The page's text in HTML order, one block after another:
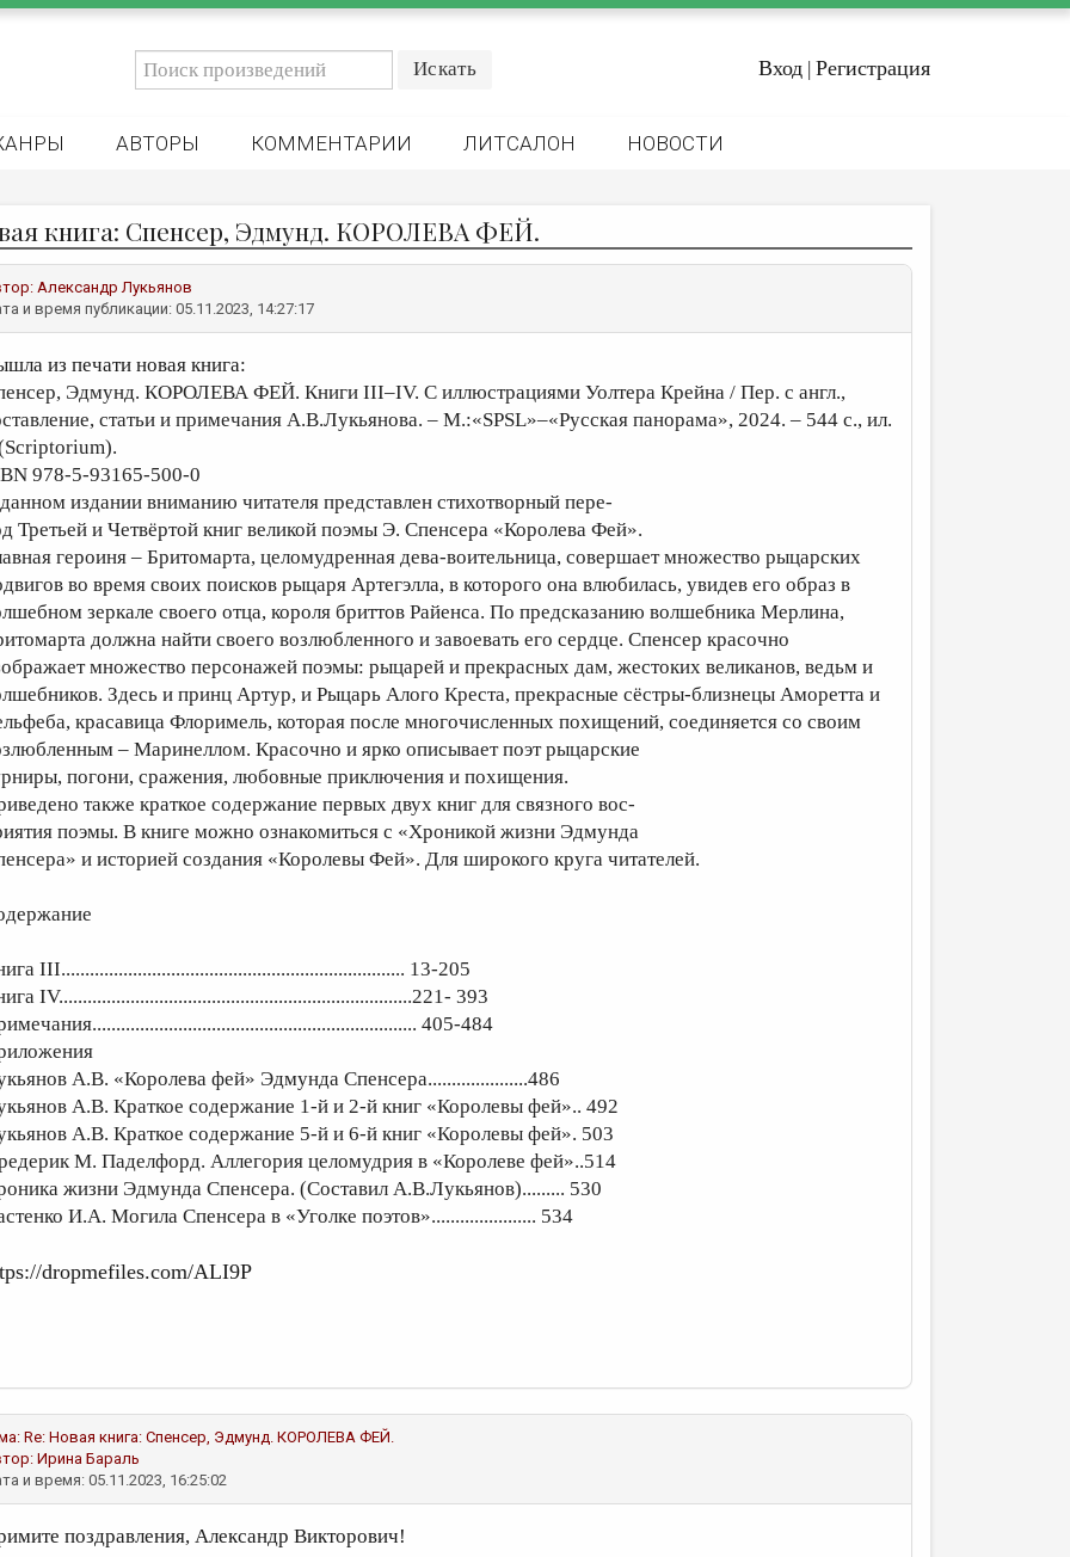
Вход | Регистрация
АВТОРЫ КОММЕНТАРИИ ЛИТСАЛОН НОВОСТИ
книга: Спенсер, Эдмунд. КОРОЛЕВА ФЕЙ.
Александр Лукьянов
и время публикации: 05.11.2023, 14:27:17
из печати новая книга:
Эдмунд. КОРОЛЕВА ФЕЙ. Книги III–IV. С иллюстрациями Уолтера Крейна / Пер. с англ.,
статьи и примечания А.В.Лукьянова. – М.:«SPSL»–«Русская панорама», 2024. – 544 с., ил.
978-5-93165-500-0
издании вниманию читателя представлен стихотворный пере-
Третьей и Четвёртой книг великой поэмы Э. Спенсера «Королева Фей».
героиня – Бритомарта, целомудренная дева-воительница, совершает множество рыцарских
во время своих поисков рыцаря Артегэлла, в которого она влюбилась, увидев его образ в
зеркале своего отца, короля бриттов Райенса. По предсказанию волшебника Мерлина,
должна найти своего возлюбленного и завоевать его сердце. Спенсер красочно
множество персонажей поэмы: рыцарей и прекрасных дам, жестоких великанов, ведьм и
Здесь и принц Артур, и Рыцарь Алого Креста, прекрасные сёстры-близнецы Аморетта и
красавица Флоримель, которая после многочисленных похищений, соединяется со своим
– Маринеллом. Красочно и ярко описывает поэт рыцарские
погони, сражения, любовные приключения и похищения.
также краткое содержание первых двух книг для связного вос-
поэмы. В книге можно ознакомиться с «Хроникой жизни Эдмунда
и историей создания «Королевы Фей». Для широкого круга читателей.
III........................................................................ 13-205
IV..........................................................................221- 393
405-484
А.В. «Королева фей» Эдмунда Спенсера.....................486
А.В. Краткое содержание 1-й и 2-й книг «Королевы фей».. 492
А.В. Краткое содержание 5-й и 6-й книг «Королевы фей». 503
М. Паделфорд. Аллегория целомудрия в «Королеве фей»..514
жизни Эдмунда Спенсера. (Составил А.В.Лукьянов)......... 530
И.А. Могила Спенсера в «Уголке поэтов»...................... 534
dropmefiles.com/ALI9P
Re: Новая книга: Спенсер, Эдмунд. КОРОЛЕВА ФЕЙ.
Ирина Бараль
и время: 05.11.2023, 16:25:02
поздравления, Александр Викторович!